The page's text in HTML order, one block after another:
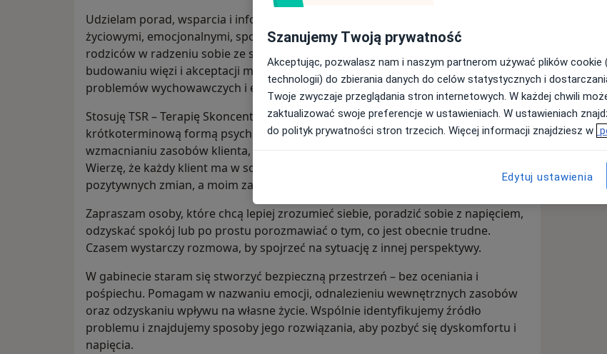
Udzielam porad, wsparcia i informacji osobom zmagającym się z problemami
życiowymi, emocjonalnymi, społecznymi lub zawodowymi. Szczególnie wspieram
rodziców w radzeniu sobie ze stresem związanym z opieką nad dzieckiem,
budowaniu więzi i akceptacji między członkami rodziny oraz rozwiązywaniu
problemów wychowawczych i edukacyjnych.
Stosuję TSR – Terapię Skoncentrowaną na Rozwiązaniach, która jest
krótkoterminową formą psychoterapii skupioną na poszukiwaniu rozwiązań i
wzmacnianiu zasobów klienta, zamiast analizowania problemów z przeszłości.
Wierzę, że każdy klient ma w sobie potrzebne zasoby do wprowadzenia
pozytywnych zmian, a moim zadaniem jest pomóc je odnaleźć i wykorzystać.
Zapraszam osoby, które chcą lepiej zrozumieć siebie, poradzić sobie z napięciem,
odzyskać spokój lub po prostu porozmawiać o tym, co jest obecnie trudne.
Czasem wystarczy rozmowa, by spojrzeć na sytuację z innej perspektywy.
W gabinecie staram się stworzyć bezpieczną przestrzeń – bez oceniania i
pośpiechu. Pomagam w nazwaniu emocji, odnalezieniu wewnętrznych zasobów
oraz odzyskaniu wpływu na własne życie. Wspólnie identyfikujemy źródło
problemu i znajdujemy sposoby jego rozwiązania, aby pozbyć się dyskomfortu i
napięcia.
Szanujemy Twoją prywatność
Akceptując, pozwalasz nam i naszym partnerom używać plików cookie
technologii) do zbierania danych do celów statystycznych i
Twoje zwyczaje przeglądania stron internetowych. W każdej chwili
zaktualizować swoje preferencje w ustawieniach. W ustawieniach
do polityk prywatności stron trzecich. Więcej informacji znajdziesz w
Edytuj ustawienia